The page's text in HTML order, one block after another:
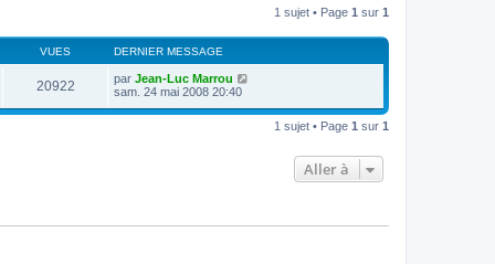
1 sujet • Page 1 sur 1
VUES DERNIER MESSAGE
20922 par Jean-Luc Marrou
sam. 24 mai 2008 20:40
1 sujet • Page 1 sur 1
Aller à